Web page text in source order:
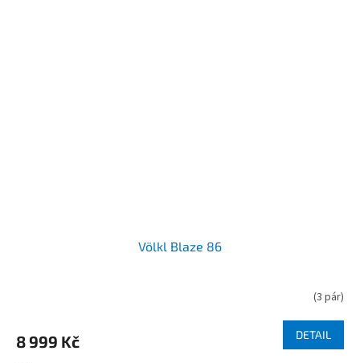
Völkl Blaze 86
(3 pár)
8 999 Kč DETAIL